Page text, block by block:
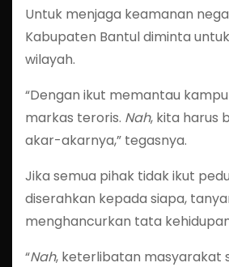
Untuk menjaga keamanan
Kabupaten Bantul diminta
wilayah.
“Dengan ikut memantau
markas teroris. Nah, kita harus
akar-akarnya,” tegasnya.
Jika semua pihak tidak ikut
diserahkan kepada siapa,
menghancurkan tata
“Nah, keterlibatan masyarakat